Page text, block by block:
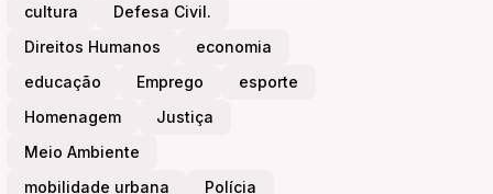
cultura
Defesa Civil.
Direitos Humanos
economia
educação
Emprego
esporte
Homenagem
Justiça
Meio Ambiente
mobilidade urbana
Polícia